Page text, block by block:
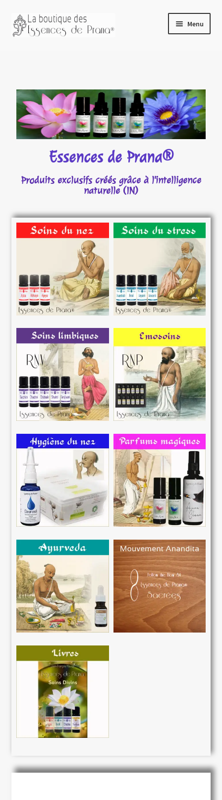
principal
Menu
Blog
Connexion/Mon compte
Retirer votre commande à Aigle
Essences de Prana Soins Divins
Conseils d’utilisation
Potions magiques RNV
Essences de Prana RNV et RNP
Les secrets du Lotus Rose des Essences de Prana
Le verre violet de MIRON
Marque Essences de Prana
Marque Émosoin
Contact
Essences de Prana®
Produits exclusifs créés grâce à l'intelligence
naturelle (IN)